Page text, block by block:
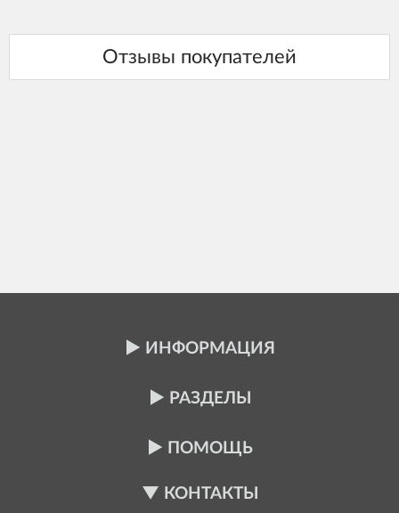
ИНФОРМАЦИЯ
РАЗДЕЛЫ
ПОМОЩЬ
КОНТАКТЫ